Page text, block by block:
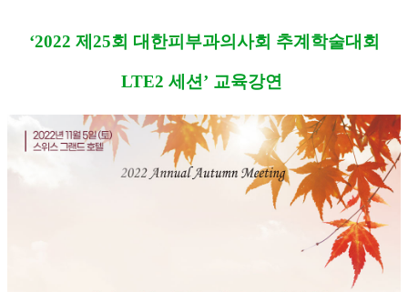
‘2022 제25회 대한피부과의사회 추계학술대회
LTE2 세션 ’ 교육강연